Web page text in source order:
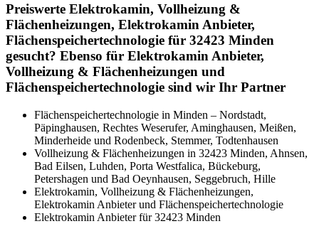
Preiswerte Elektrokamin, Vollheizung &
Flächenheizungen, Elektrokamin Anbieter,
Flächenspeichertechnologie für 32423 Minden
gesucht? Ebenso für Elektrokamin Anbieter,
Vollheizung & Flächenheizungen und
Flächenspeichertechnologie sind wir Ihr Partner
Flächenspeichertechnologie in Minden – Nordstadt,
Päpinghausen, Rechtes Weserufer, Aminghausen, Meißen,
Minderheide und Rodenbeck, Stemmer, Todtenhausen
Vollheizung & Flächenheizungen in 32423 Minden, Ahnsen,
Bad Eilsen, Luhden, Porta Westfalica, Bückeburg,
Petershagen und Bad Oeynhausen, Seggebruch, Hille
Elektrokamin, Vollheizung & Flächenheizungen,
Elektrokamin Anbieter und Flächenspeichertechnologie
Elektrokamin Anbieter für 32423 Minden